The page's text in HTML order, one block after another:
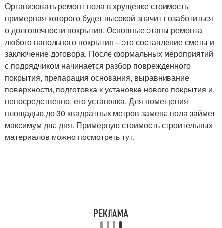
Организовать ремонт пола в хрущевке стоимость
примерная которого будет высокой значит позаботиться
о долговечности покрытия. Основные этапы ремонта
любого напольного покрытия – это составление сметы и
заключение договора. После формальных мероприятий
с подрядчиком начинается разбор поврежденного
покрытия, препарация основания, выравнивание
поверхности, подготовка к установке нового покрытия и,
непосредственно, его установка. Для помещения
площадью до 30 квадратных метров замена пола займет
максимум два дня. Примерную стоимость строительных
материалов можно посмотреть тут.